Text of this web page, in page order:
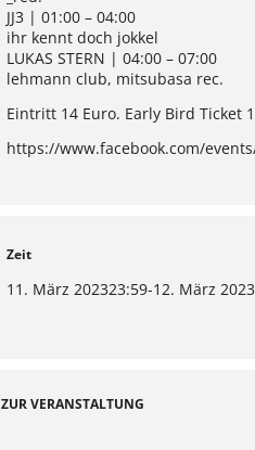
JJ3 | 01:00 – 04:00
ihr kennt doch jokkel
LUKAS STERN | 04:00 – 07:00
lehmann club, mitsubasa rec.
Eintritt 14 Euro. Early Bird Ticket
https://www.facebook.com/
Zeit
11. März 202323:59-12. März 2023
ZUR VERANSTALTUNG